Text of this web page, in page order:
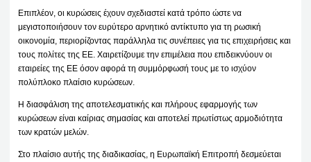
Επιπλέον, οι κυρώσεις έχουν σχεδιαστεί κατά τρόπο ώστε να
μεγιστοποιήσουν τον ευρύτερο αρνητικό αντίκτυπο για τη ρωσική
οικονομία, περιορίζοντας παράλληλα τις συνέπειες για τις επιχειρήσεις και
τους πολίτες της ΕΕ. Χαιρετίζουμε την επιμέλεια που επιδεικνύουν οι
εταιρείες της ΕΕ όσον αφορά τη συμμόρφωσή τους με το ισχύον
πολύπλοκο πλαίσιο κυρώσεων.
Η διασφάλιση της αποτελεσματικής και πλήρους εφαρμογής των
κυρώσεων είναι καίριας σημασίας και αποτελεί πρωτίστως αρμοδιότητα
των κρατών μελών.
Στο πλαίσιο αυτής της διαδικασίας, η Ευρωπαϊκή Επιτροπή δεσμεύεται